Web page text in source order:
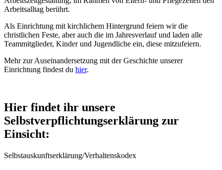
Arbeitsalltag berührt.
Als Einrichtung mit kirchlichem Hintergrund feiern wir die
christlichen Feste, aber auch die im Jahresverlauf und laden alle
Teammitglieder, Kinder und Jugendliche ein, diese mitzufeiern.
Mehr zur Auseinandersetzung mit der Geschichte unserer
Einrichtung findest du hier.
Hier findet ihr unsere
Selbstverpflichtungserklärung zur
Einsicht:
Selbstauskunftserklärung/Verhaltenskodex